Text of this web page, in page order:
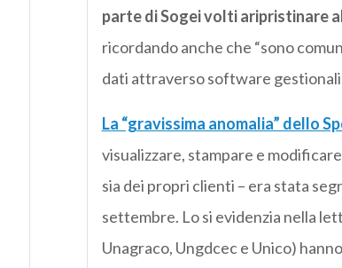
parte di Sogei volti aripristinare
ricordando anche che “sono
dati attraverso software
La “gravissima anomalia” dello
visualizzare, stampare e
sia dei propri clienti – era stata
settembre. Lo si evidenzia nella
Unagraco, Ungdcec e Unico)